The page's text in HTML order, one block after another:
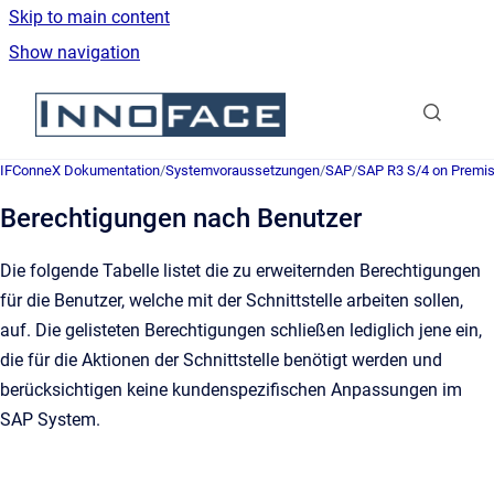
Skip to main content
Show navigation
Go to homepage
IFConneX Dokumentation/Systemvoraussetzungen/SAP/SAP R3 S/4 on
Berechtigungen nach Benutzer
Die folgende Tabelle listet die zu erweiternden Berechtigungen
für die Benutzer, welche mit der Schnittstelle arbeiten sollen,
auf. Die gelisteten Berechtigungen schließen lediglich jene ein,
die für die Aktionen der Schnittstelle benötigt werden und
berücksichtigen keine kundenspezifischen Anpassungen im
SAP System.